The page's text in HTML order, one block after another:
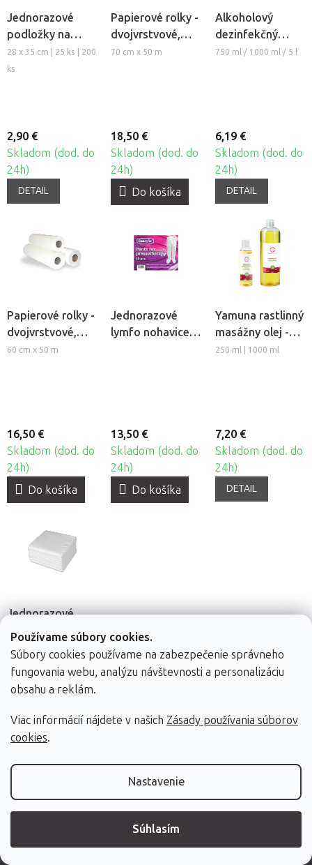
Používame súbory cookies.
Súbory cookies používame na zabezpečenie správneho
fungovania webu, analýzu návštevnosti a personalizáciu
obsahu a reklám.
Viac informácií nájdete v našich Zásady používania súborov
cookies.
Nastavenie
Súhlasím
Jednorazové
podložky na
otvor tváre z
netkanej textílie
28 x 35 cm | 25 ks | 200
ks
2,90 €
Skladom (dod. do
24h)
DETAIL
Papierové rolky -
dvojvrstvové,
perforované 70,
70 cm x 50 m
18,50 €
Skladom (dod. do
24h)
Do košíka
Alkoholový
dezinfekčný
čistiaci
750 ml / 1000 ml / 5 l
6,19 €
Skladom (dod. do
24h)
DETAIL
Papierové rolky -
dvojvrstvové,
perforované 60,
60 cm x 50 m
16,50 €
Skladom (dod. do
24h)
Do košíka
Jednorazové
lymfo nohavice z
13,50 €
Skladom (dod. do
24h)
Do košíka
Yamuna rastlinný
masážny olej -
Granátové jablko
250 ml | 1000 ml
7,20 €
Skladom (dod. do
24h)
DETAIL
Jednorazové
krycie plachty
HABYS®, 10ks
70 x 190 cm
13 €
24h)